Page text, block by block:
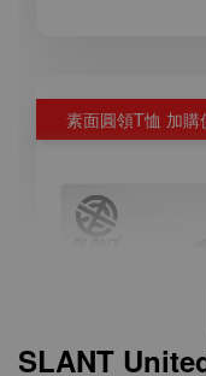
素面圓領T恤 加購
SLANT